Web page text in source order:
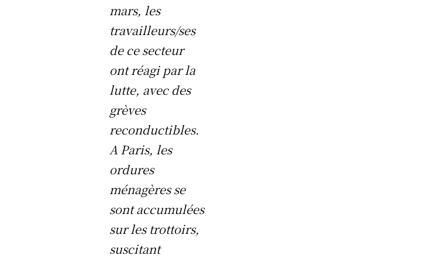
mars, les
travailleurs/ses
de ce secteur
ont réagi par la
lutte, avec des
grèves
reconductibles.
A Paris, les
ordures
ménagères se
sont accumulées
sur les trottoirs,
suscitant